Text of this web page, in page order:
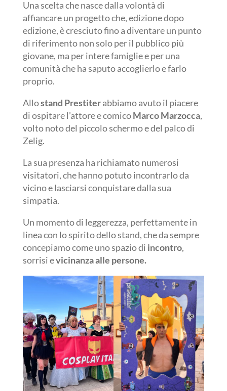
Una scelta che nasce dalla volontà di
affiancare un progetto che, edizione dopo
edizione, è cresciuto fino a diventare un punto
di riferimento non solo per il pubblico più
giovane, ma per intere famiglie e per una
comunità che ha saputo accoglierlo e farlo
proprio.
Allostand Prestiterabbiamo avuto il piacere
di ospitare l’attore e comicoMarco Marzocca,
volto noto del piccolo schermo e del palco di
Zelig.
La sua presenza ha richiamato numerosi
visitatori, che hanno potuto incontrarlo da
vicino e lasciarsi conquistare dalla sua
simpatia.
Un momento di leggerezza, perfettamente in
linea con lo spirito dello stand, che da sempre
concepiamo come uno spazio di incontro,
sorrisi evicinanza alle persone.